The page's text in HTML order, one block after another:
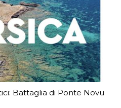
Battaglia di Ponte Novu